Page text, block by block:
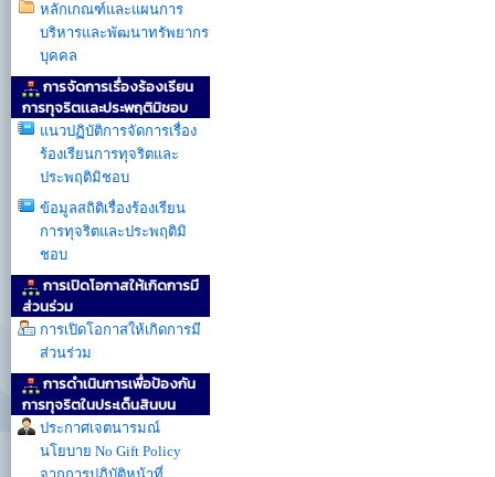
หลักเกณฑ์และแผนการ
บริหารและพัฒนาทรัพยากร
บุคคล
การจัดการเรื่องร้องเรียน
การทุจริตเเละประพฤติมิชอบ
แนวปฏิบัติการจัดการเรื่อง
ร้องเรียนการทุจริตและ
ประพฤติมิชอบ
ข้อมูลสถิติเรื่องร้องเรียน
การทุจริตและประพฤติมิ
ชอบ
การเปิดโอกาสให้เกิดการมี
ส่วนร่วม
การเปิดโอกาสให้เกิดการมี
ส่วนร่วม
การดำเนินการเพื่อป้องกัน
การทุจริตในประเด็นสินบน
ประกาศเจตนารมณ์
นโยบาย No Gift Policy